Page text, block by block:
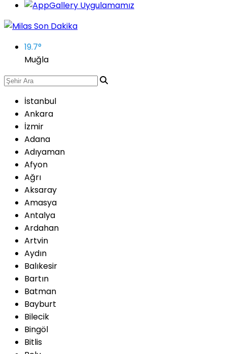
19.7°
Muğla
İstanbul
Ankara
İzmir
Adana
Adıyaman
Afyon
Ağrı
Aksaray
Amasya
Antalya
Ardahan
Artvin
Aydın
Balıkesir
Bartın
Batman
Bayburt
Bilecik
Bingöl
Bitlis